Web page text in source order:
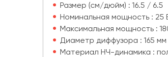
Размер (см/дюйм) : 16.5 / 6.5
Номинальная мощность : 25
Максимальная мощность :
Диаметр диффузора : 165 мм
Материал НЧ-динамика :